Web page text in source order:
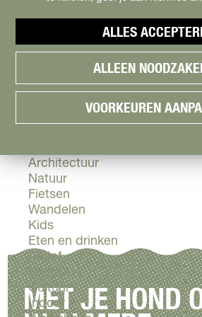
ALLES
ALLEEN
VOORKEUREN
Groen en Duurzaam
Urban en Architectuur
Stadsdelen
Highlights
Must Do's
Architectuur
Natuur
Fietsen
Wandelen
Kids
Eten en drinken
Actief
Shoppen
Cultuur
Indoor
MET JE HOND